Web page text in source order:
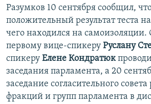
Разумков 10 сентября сообщил,
положительный результат теста
чего находился на самоизоляции.
первому вице-спикеру Руслану
спикеру Елене Кондратюк
заседания парламента, а 20
заседание согласительного
фракций и групп парламента в